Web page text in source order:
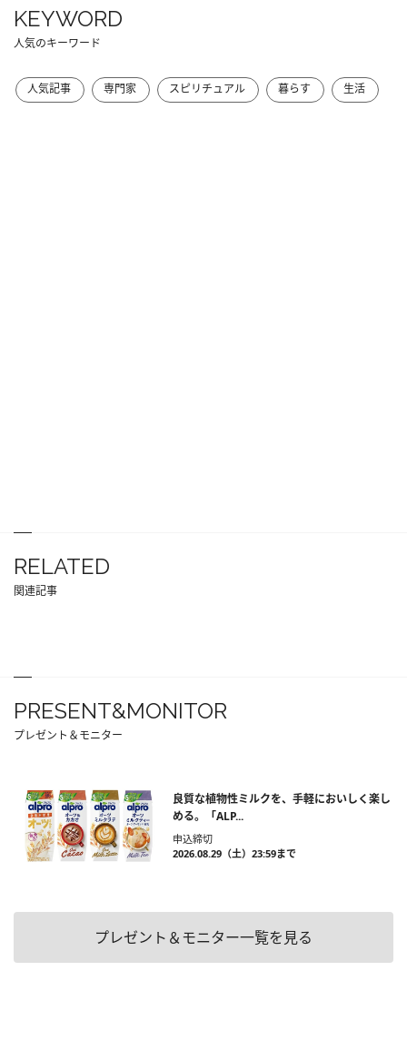
KEYWORD
人気のキーワード
人気記事 専門家 スピリチュアル 暮らす 生活
RELATED
関連記事
PRESENT&MONITOR
プレゼント＆モニター
良質な植物性ミルクを、手軽においしく楽し
める。「ALP...
申込締切
2026.08.29（土）23:59まで
プレゼント＆モニター一覧を見る